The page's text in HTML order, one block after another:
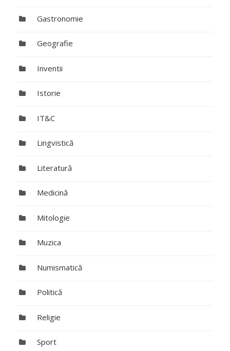
Gastronomie
Geografie
Inventii
Istorie
IT&C
Lingvistică
Literatură
Medicină
Mitologie
Muzica
Numismatică
Politică
Religie
Sport